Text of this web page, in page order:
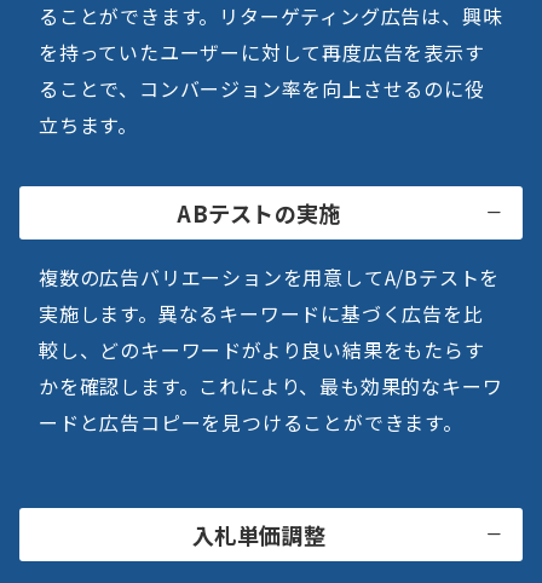
ることができます。リターゲティング広告は、興味
を持っていたユーザーに対して再度広告を表示す
ることで、コンバージョン率を向上させるのに役
立ちます。
ABテストの実施
複数の広告バリエーションを用意してA/Bテストを
実施します。異なるキーワードに基づく広告を比
較し、どのキーワードがより良い結果をもたらす
かを確認します。これにより、最も効果的なキーワ
ードと広告コピーを見つけることができます。
入札単価調整